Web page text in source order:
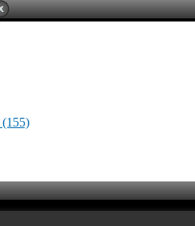
(155)